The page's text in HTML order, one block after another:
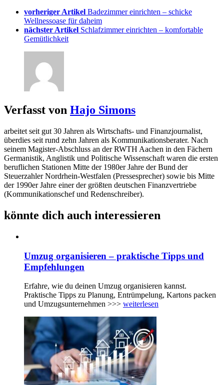
vorheriger Artikel Badezimmer einrichten – schicke
Wellnessoase für daheim
nächster Artikel Schlafzimmer einrichten – komfortable
Gemütlichkeit
Verfasst von Hajo Simons
arbeitet seit gut 30 Jahren als Wirtschafts- und Finanzjournalist,
überdies seit rund zehn Jahren als Kommunikationsberater. Nach
seinem Magister-Abschluss an der RWTH Aachen in den Fächern
Germanistik, Anglistik und Politische Wissenschaft waren die ersten
beruflichen Stationen Mitte der 1980er Jahre der Bund der
Steuerzahler Nordrhein-Westfalen (Pressesprecher) sowie bis Mitte
der 1990er Jahre einer der größten deutschen Finanzvertriebe
(Kommunikationschef und Redenschreiber).
könnte dich auch interessieren
Umzug organisieren – praktische Tipps und
Empfehlungen
Erfahre, wie du deinen Umzug organisieren kannst.
Praktische Tipps zu Planung, Entrümpelung, Kartons packen
und Umzugsunternehmen >>> weiterlesen